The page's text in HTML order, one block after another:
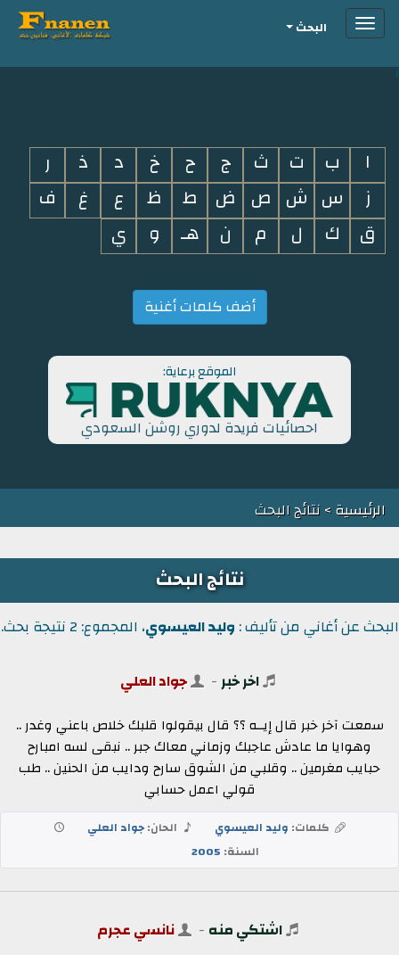
i
Toggleالبحث
ا ب ت ث ج ح خ د ذ
ر
ز
س ش ص ض ط ظ ع غ
ف
ق
ك ل م ن هـ و ي
أضف كلمات أغنية
الموقع برعاية:
احصائيات فريدة لدوري روشن السعودي
الرئيسية> نتائج البحث
نتائج البحث
البحث عن أغاني من تأليف : وليد العيسوي، المجموع: 2 نتيجة بحث.
اخر خبر- جواد العلي
سمعت آخر خبر قال إيــه ؟؟ قال بيقولوا قلبك خلاص باعني وغدر ..
وهوايا ما عادش عاجبك وزماني معاك جبر .. نبقى لسه امبارح
حبايب مغرمين .. وقلبي من الشوق سارح ودايب من الحنين .. طب
قولي اعمل حسابي
كلمات: وليد العيسوي الحان:جواد العلي
السنة: 2005
اشتكي منه - نانسي عجرم